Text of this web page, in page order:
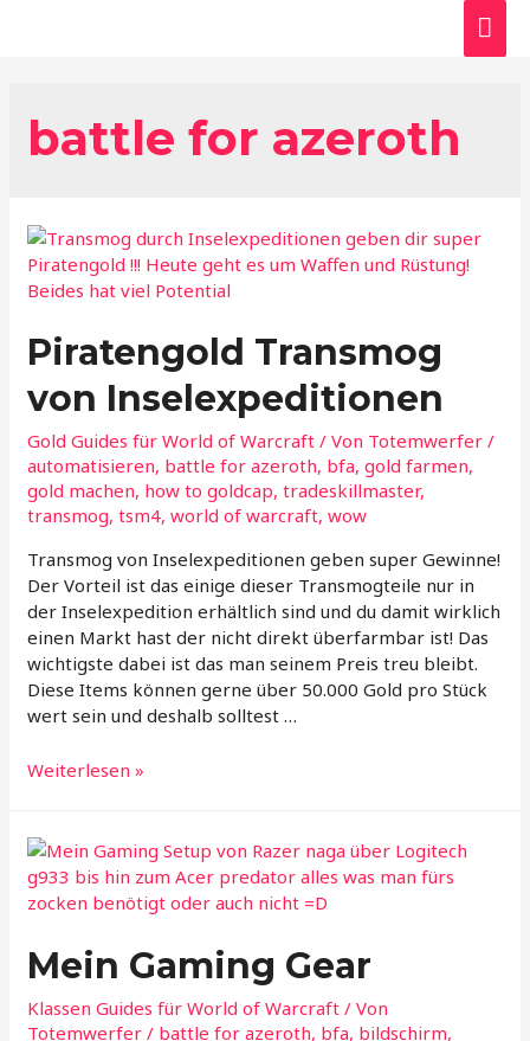
battle for azeroth
Piratengold Transmog
von Inselexpeditionen
Gold Guides für World of Warcraft / Von Totemwerfer /
automatisieren, battle for azeroth, bfa,gold farmen,
gold machen, how to goldcap,tradeskillmaster,
transmog,tsm4,world of warcraft,wow
Transmog von Inselexpeditionen geben super Gewinne!
Der Vorteil ist das einige dieser Transmogteile nur in
der Inselexpedition erhältlich sind und du damit wirklich
einen Markt hast der nicht direkt überfarmbar ist! Das
wichtigste dabei ist das man seinem Preis treu bleibt.
Diese Items können gerne über 50.000 Gold pro Stück
wert sein und deshalb solltest …
Piratengold
Inselexpeditionen
Weiterlesen »
Mein Gaming Gear
Klassen Guides für World of Warcraft / Von
Totemwerfer / battle for azeroth, bfa, bildschirm,